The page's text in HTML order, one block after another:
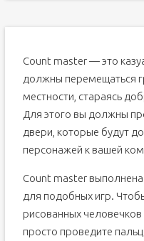
Count master — это
должны перемещаться
местности, стараясь
Для этого вы должны
двери, которые будут
персонажей к вашей
Count master выполнена
для подобных игр.
рисованных
просто проведите